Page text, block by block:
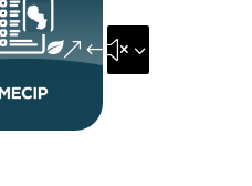
&#x35;